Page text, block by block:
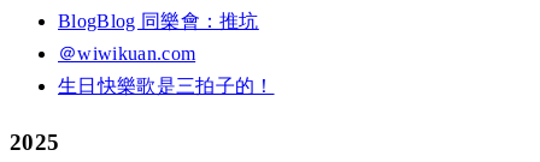
BlogBlog 同樂會：推坑
＠wiwikuan.com
生日快樂歌是三拍子的！
2025